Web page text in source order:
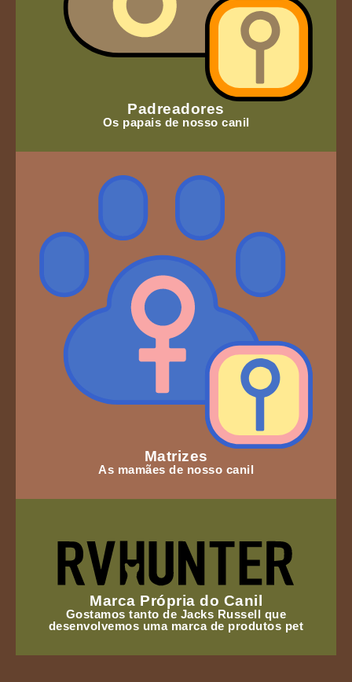
Padreadores
Os papais de nosso canil
Matrizes
As mamães de nosso canil
Marca Própria do Canil
Gostamos tanto de Jacks Russell que
desenvolvemos uma marca de produtos pet